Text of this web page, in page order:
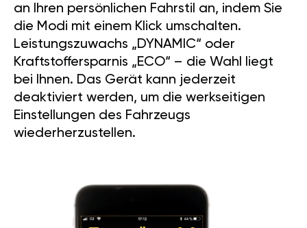
an Ihren persönlichen Fahrstil an, indem Sie
die Modi mit einem Klick umschalten.
Leistungszuwachs „DYNAMIC“ oder
Kraftstoffersparnis „ECO“ – die Wahl liegt
bei Ihnen. Das Gerät kann jederzeit
deaktiviert werden, um die werkseitigen
Einstellungen des Fahrzeugs
wiederherzustellen.